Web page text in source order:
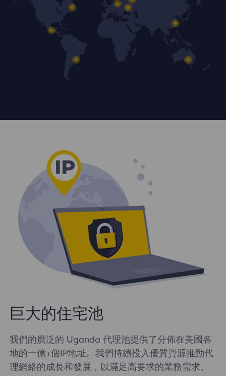
巨大的住宅池
我們的廣泛的 Uganda 代理池提供了分佈在美國各
地的一億+個IP地址。我們持續投入優質資源推動代
理網絡的成長和發展，以滿足高要求的業務需求。